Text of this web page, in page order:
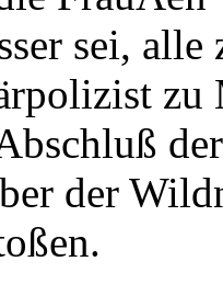
sei,
zu
der